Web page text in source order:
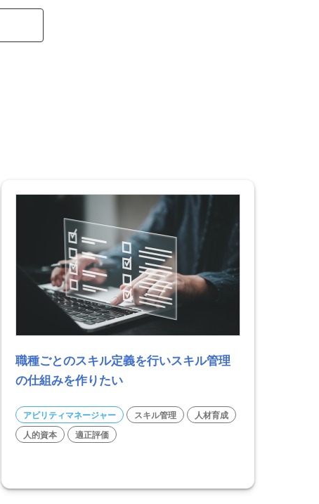
職種ごとのスキル定義を行いスキル管理
の仕組みを作りたい
アビリティマネージャー スキル管理
人材育成
人的資本
適正評価